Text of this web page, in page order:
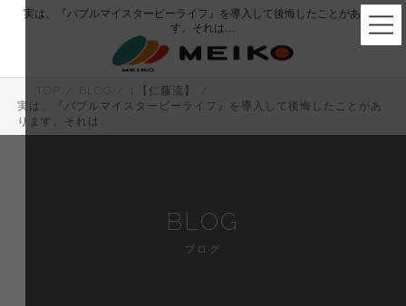
ッ
移
実は、『バブルマイスタービーライフ』を導入して後悔したことがありま
す。それは…
TOP BLOG
1.【仁藤流】
実は、『バブルマイスタービーライフ』を導入して後悔したことがあ
ります。それは…
BLOG
ブログ